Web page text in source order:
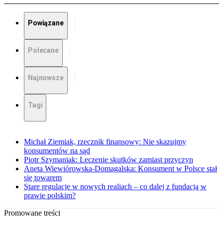
Powiązane
Polecane
Najnowsze
Tagi
Michał Ziemiak, rzecznik finansowy: Nie skazujmy
konsumentów na sąd
Piotr Szymaniak: Leczenie skutków zamiast przyczyn
Aneta Wiewiórowska-Domagalska: Konsument w Polsce stał
się towarem
Stare regulacje w nowych realiach – co dalej z fundacją w
prawie polskim?
Promowane treści